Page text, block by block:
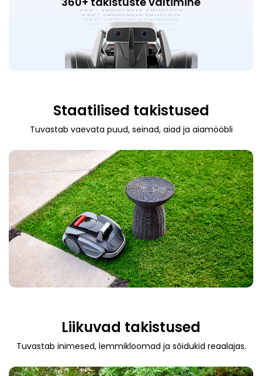
360+ takistuste vältimine
360+ takistuste vältimine
360+ takistuste vältimine
360+ takistuste vältimine
360+ takistuste vältimine
360+ takistuste vältimine
Staatilised takistused
Tuvastab vaevata puud, seinad, aiad ja aiamööbli
Liikuvad takistused
Tuvastab inimesed, lemmikloomad ja sõidukid reaalajas.